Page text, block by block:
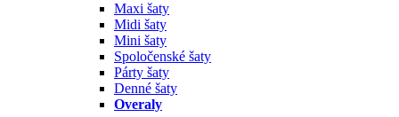
Maxi šaty
Midi šaty
Mini šaty
Spoločenské šaty
Párty šaty
Denné šaty
Overaly